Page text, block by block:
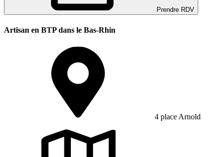
Prendre RDV
Artisan en BTP dans le Bas-Rhin
4 place Arnold